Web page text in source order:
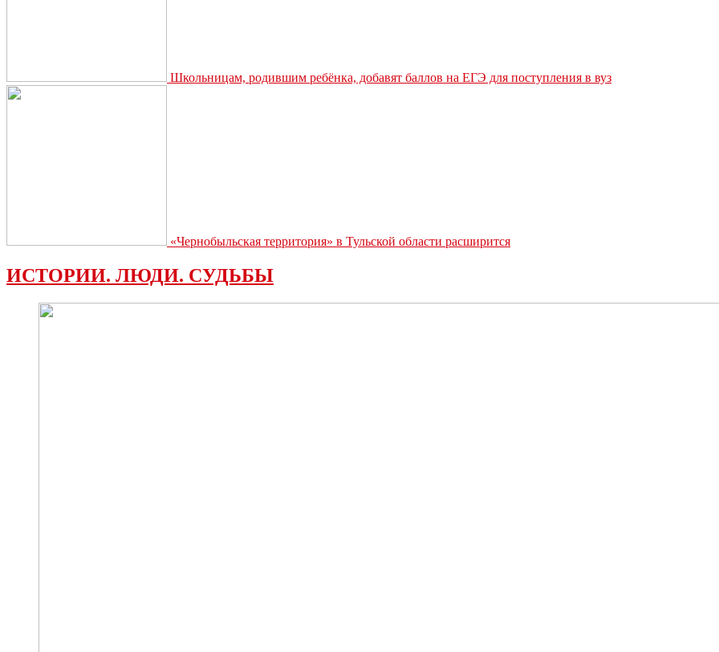
Школьницам, родившим ребёнка, добавят баллов на ЕГЭ для поступления в вуз
«Чернобыльская территория» в Тульской области расширится
ИСТОРИИ. ЛЮДИ. СУДЬБЫ